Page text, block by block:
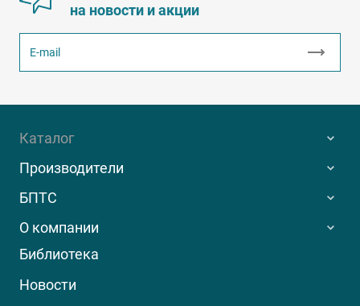
на новости и акции
Каталог
Производители
БПТС
О компании
Библиотека
Новости